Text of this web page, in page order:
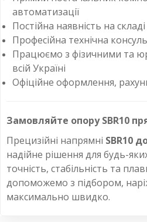
автоматизації
Постійна наявність на складі
Професійна технічна
Працюємо з фізичними та
всій Україні
Офіційне оформлення,
Замовляйте опору SBR10
Прецизійні напрямні SBR10
надійне рішення для будь-
точність, стабільність та
допоможемо з підбором,
максимально швидко.